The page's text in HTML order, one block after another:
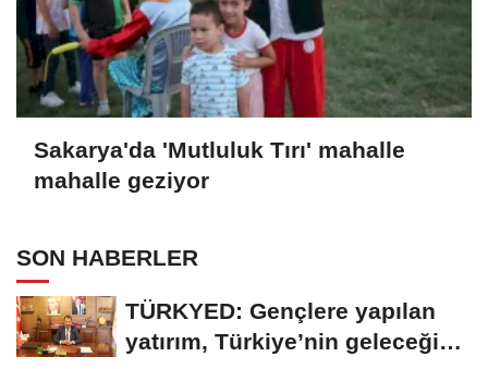
Sakarya'da 'Mutluluk Tırı' mahalle
mahalle geziyor
SON HABERLER
TÜRKYED: Gençlere yapılan
yatırım, Türkiye’nin geleceğine